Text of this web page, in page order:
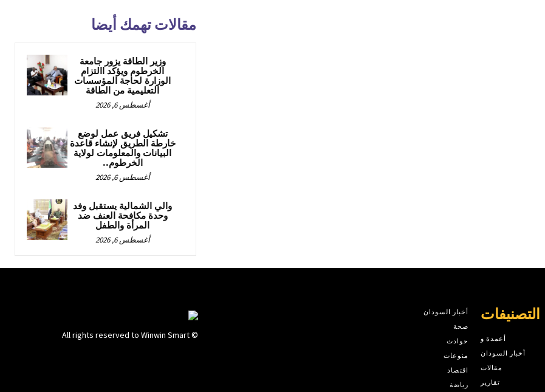
مقالات تهمك أيضا
وزير الطاقة يزور جامعة
الخرطوم ويؤكد االتزام
الوزارة لحاجة المؤسسات
التعليمية من الطاقة
أغسطس 6, 2026
تشكيل فريق عمل لوضع
خارطة الطريق لإنشاء قاعدة
البيانات والمعلومات لولاية
الخرطوم..
أغسطس 6, 2026
والي الشمالية يستقبل وفد
وحدة مكافحة العنف ضد
المرأة والطفل
أغسطس 6, 2026
© All rights reserved to Winwin Smart
أخبار السودان
صحة
حوادث
منوعات
اقتصاد
رياضة
التصنيفات
أعمدة و
أخبار السودان
مقالات
تقارير